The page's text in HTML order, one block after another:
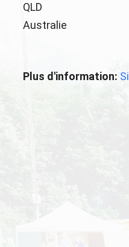
QLD
Australie
Plus d'information: